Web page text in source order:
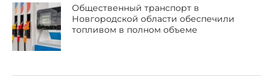
Общественный транспорт в
Новгородской области обеспечили
топливом в полном объеме